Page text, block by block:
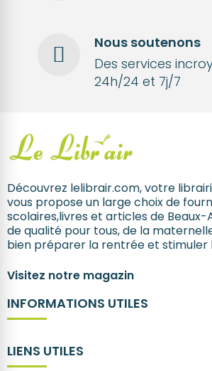
Nous soutenons
Des services
24h/24 et 7j/7
Découvrez lelibrair.com, votre
vous propose un large choix de
scolaires,livres et articles de
de qualité pour tous, de la
bien préparer la rentrée et stimuler
Visitez notre magazin
INFORMATIONS UTILES
LIENS UTILES